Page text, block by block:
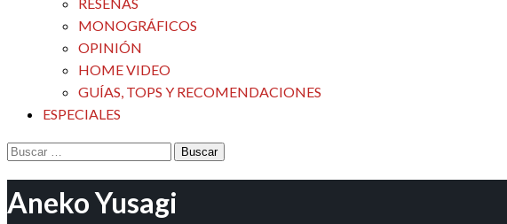
MONOGRÁFICOS
OPINIÓN
HOME VIDEO
GUÍAS, TOPS Y RECOMENDACIONES
ESPECIALES
Buscar:
Aneko Yusagi